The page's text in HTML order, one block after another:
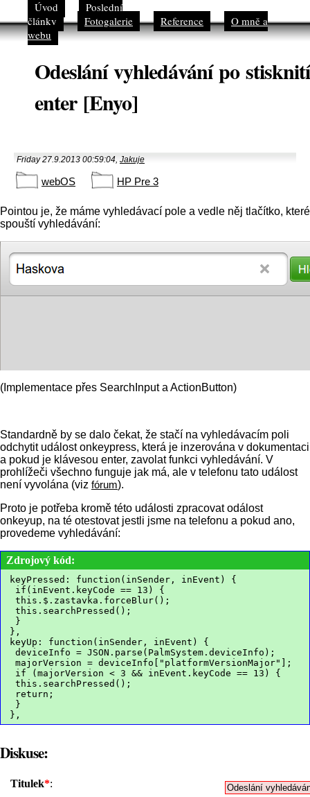
Úvod
Poslední
články
Fotogalerie Reference
O mně a
webu
Odeslání vyhledávání po stisknití
enter [Enyo]
Friday 27.9.2013 00:59:04, Jakuje
webOS HP Pre 3
Pointou je, že máme vyhledávací pole a vedle něj tlačítko, které
spouští vyhledávání:
(Implementace přes SearchInput a ActionButton)
Standardně by se dalo čekat, že stačí na vyhledávacím poli
odchytit událost onkeypress, která je inzerována v dokumentaci
a pokud je klávesou enter, zavolat funkci vyhledávání. V
prohlížeči všechno funguje jak má, ale v telefonu tato událost
není vyvolána (viz fórum).
Proto je potřeba kromě této události zpracovat odálost
onkeyup, na té otestovat jestli jsme na telefonu a pokud ano,
provedeme vyhledávání:
Zdrojový kód:
keyPressed: function(inSender, inEvent) {
if(inEvent.keyCode == 13) {
this.$.zastavka.forceBlur();
this.searchPressed();
}
},
keyUp: function(inSender, inEvent) {
deviceInfo = JSON.parse(PalmSystem.deviceInfo);
majorVersion = deviceInfo["platformVersionMajor"];
if (majorVersion < 3 && inEvent.keyCode == 13) {
this.searchPressed();
return;
}
},
Diskuse:
Titulek*: